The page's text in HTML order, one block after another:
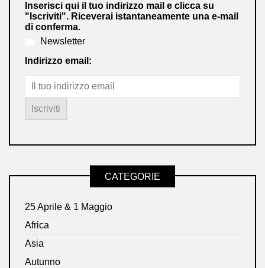
Inserisci qui il tuo indirizzo mail e clicca su
"Iscriviti". Riceverai istantaneamente una e-mail
di conferma.
Newsletter
Indirizzo email:
CATEGORIE
25 Aprile & 1 Maggio
Africa
Asia
Autunno